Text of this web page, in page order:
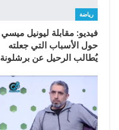
رياضة
فيديو: مقابلة ليونيل ميسي
حول الأسباب التي جعلته
يُطالب الرحيل عن برشلونة